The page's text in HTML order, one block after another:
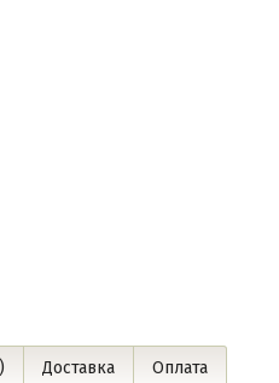
Доставка Оплата